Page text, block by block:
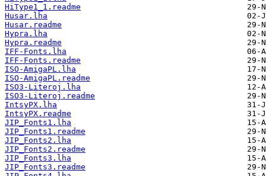
HiType1_1.readme
Husar.lha
Husar.readme
Hypra.lha
Hypra.readme
IFF-Fonts.lha
IFF-Fonts.readme
ISO-AmigaPL.lha
ISO-AmigaPL.readme
ISO3-Literoj.lha
ISO3-Literoj.readme
IntsyPX.lha
IntsyPX.readme
JIP_Fonts1.lha
JIP_Fonts1.readme
JIP_Fonts2.lha
JIP_Fonts2.readme
JIP_Fonts3.lha
JIP_Fonts3.readme